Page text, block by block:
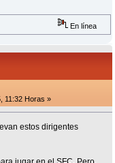
En línea
11:32 Horas »
estos dirigentes